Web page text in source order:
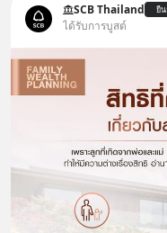
SCB Thailand ยื
ได้รับการบูสต์